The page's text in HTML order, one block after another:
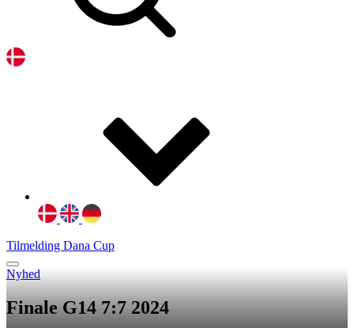
Tilmelding Dana Cup
Nyhed
Finale G14 7:7 2024